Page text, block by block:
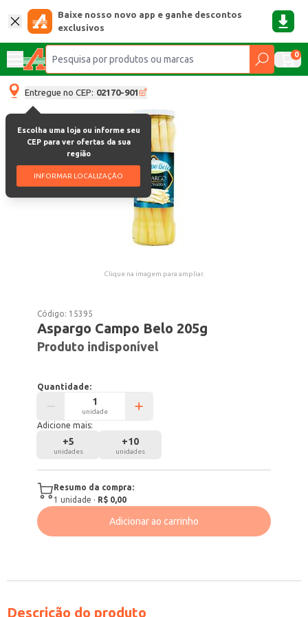
Baixe nosso novo app e ganhe descontos
exclusivos
0
Entregue no CEP: 02170-901
Escolha uma loja ou informe seu
CEP para ver ofertas da sua
região
INFORMAR LOCALIZAÇÃO
Clique na imagem para ampliar.
Código: 15395
Aspargo Campo Belo 205g
Produto indisponível
Quantidade:
unidade
Adicione mais:
+5
unidades
+10
unidades
Resumo da compra:
1 unidade · R$ 0,00
Adicionar ao carrinho
Descrição do produto